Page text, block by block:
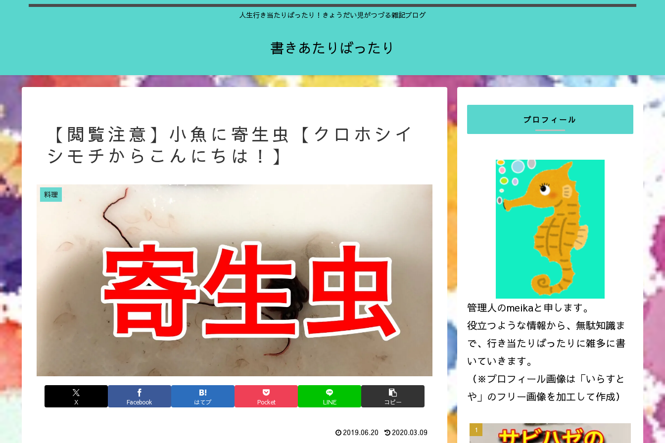
人生行き当たりばったり！きょうだい児がつづる雑記ブログ
書きあたりばったり
【閲覧注意】小魚に寄生虫【クロホシイ
シモチからこんにちは！】
料理
X Facebook はてブ Pocket LINE コピー
2019.06.20 2020.03.09
プロフィール
管理人のmeikaと申します。
役立つような情報から、無駄知識ま
で、行き当たりばったりに雑多に書
いていきます。
（※プロフィール画像は「いらすと
や」のフリー画像を加工して作成）